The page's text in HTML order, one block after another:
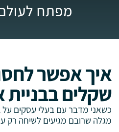
מפתח
איך אפשר
שקלים
כשאני מדבר עם בעלי עסקים על
מגלה שרובם מגיעים לשיחה רק